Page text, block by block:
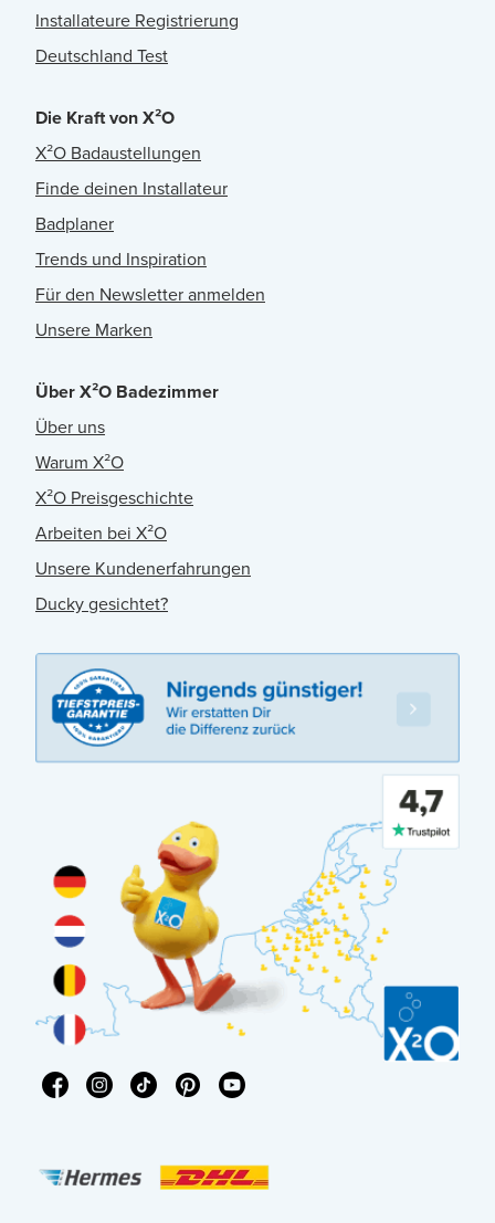
Installateure Registrierung
Deutschland Test
Die Kraft von X²O
X²O Badaustellungen
Finde deinen Installateur
Badplaner
Trends und Inspiration
Für den Newsletter anmelden
Unsere Marken
Über X²O Badezimmer
Über uns
Warum X²O
X²O Preisgeschichte
Arbeiten bei X²O
Unsere Kundenerfahrungen
Ducky gesichtet?